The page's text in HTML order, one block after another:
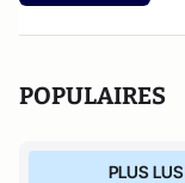
POPULAIRES
PLUS LUS